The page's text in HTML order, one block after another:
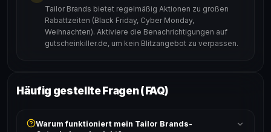
Tailor Brands bietet regelmäßig Aktionen zu großen
Rabattzeiten (Black Friday, Cyber Monday,
Weihnachten). Aktiviere die Benachrichtigungen auf
gutscheinkiller.de, um kein Blitzangebot zu verpassen.
Häufig gestellte Fragen (FAQ)
Warum funktioniert mein Tailor Brands-